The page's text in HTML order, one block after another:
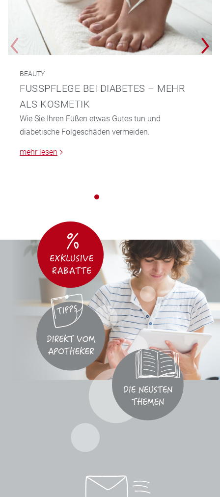
BEAUTY
FUSSPFLEGE BEI DIABETES – MEHR A
LS KOSMETIK
Wie Sie Ihren Füßen etwas Gutes tun und
diabetische Folgeschäden vermeiden.
mehr lesen